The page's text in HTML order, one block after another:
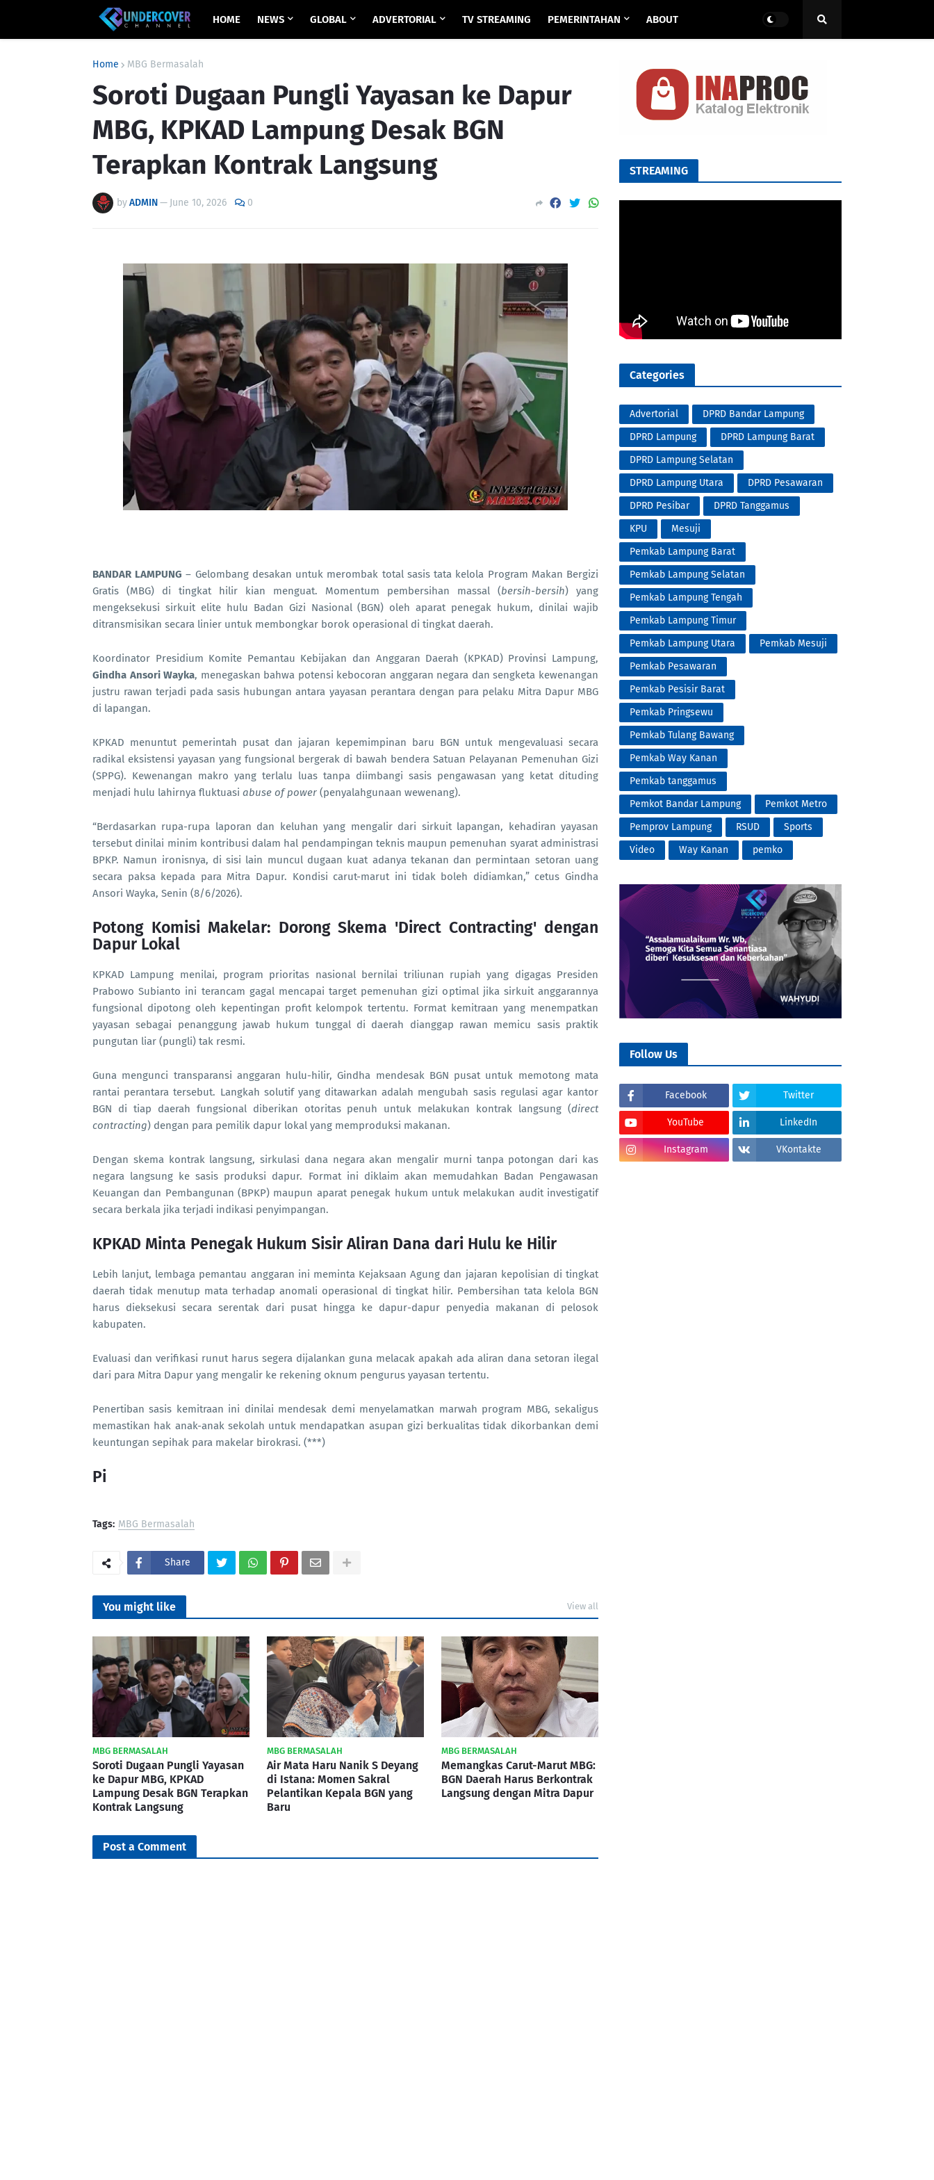
HOME NEWS GLOBAL ADVERTORIAL TV STREAMING PEMERINTAHAN ABOUT
Home MBG Bermasalah
Soroti Dugaan Pungli Yayasan ke Dapur
MBG, KPKAD Lampung Desak BGN
Terapkan Kontrak Langsung
byADMIN— June 10, 2026 0
BANDAR LAMPUNG – Gelombang desakan untuk merombak total sasis tata kelola Program Makan Bergizi
Gratis (MBG) di tingkat hilir kian menguat. Momentum pembersihan massal (bersih-bersih) yang
mengeksekusi sirkuit elite hulu Badan Gizi Nasional (BGN) oleh aparat penegak hukum, dinilai wajib
ditransmisikan secara linier untuk membongkar borok operasional di tingkat daerah.
Koordinator Presidium Komite Pemantau Kebijakan dan Anggaran Daerah (KPKAD) Provinsi Lampung,
Gindha Ansori Wayka, menegaskan bahwa potensi kebocoran anggaran negara dan sengketa kewenangan
justru rawan terjadi pada sasis hubungan antara yayasan perantara dengan para pelaku Mitra Dapur MBG
di lapangan.
KPKAD menuntut pemerintah pusat dan jajaran kepemimpinan baru BGN untuk mengevaluasi secara
radikal eksistensi yayasan yang fungsional bergerak di bawah bendera Satuan Pelayanan Pemenuhan Gizi
(SPPG). Kewenangan makro yang terlalu luas tanpa diimbangi sasis pengawasan yang ketat dituding
menjadi hulu lahirnya fluktuasi abuse of power (penyalahgunaan wewenang).
“Berdasarkan rupa-rupa laporan dan keluhan yang mengalir dari sirkuit lapangan, kehadiran yayasan
tersebut dinilai minim kontribusi dalam hal pendampingan teknis maupun pemenuhan syarat administrasi
BPKP. Namun ironisnya, di sisi lain muncul dugaan kuat adanya tekanan dan permintaan setoran uang
secara paksa kepada para Mitra Dapur. Kondisi carut-marut ini tidak boleh didiamkan,” cetus Gindha
Ansori Wayka, Senin (8/6/2026).
Potong Komisi Makelar: Dorong Skema 'Direct Contracting' dengan
Dapur Lokal
KPKAD Lampung menilai, program prioritas nasional bernilai triliunan rupiah yang digagas Presiden
Prabowo Subianto ini terancam gagal mencapai target pemenuhan gizi optimal jika sirkuit anggarannya
fungsional dipotong oleh kepentingan profit kelompok tertentu. Format kemitraan yang menempatkan
yayasan sebagai penanggung jawab hukum tunggal di daerah dianggap rawan memicu sasis praktik
pungutan liar (pungli) tak resmi.
Guna mengunci transparansi anggaran hulu-hilir, Gindha mendesak BGN pusat untuk memotong mata
rantai perantara tersebut. Langkah solutif yang ditawarkan adalah mengubah sasis regulasi agar kantor
BGN di tiap daerah fungsional diberikan otoritas penuh untuk melakukan kontrak langsung (direct
contracting) dengan para pemilik dapur lokal yang memproduksi makanan.
Dengan skema kontrak langsung, sirkulasi dana negara akan mengalir murni tanpa potongan dari kas
negara langsung ke sasis produksi dapur. Format ini diklaim akan memudahkan Badan Pengawasan
Keuangan dan Pembangunan (BPKP) maupun aparat penegak hukum untuk melakukan audit investigatif
secara berkala jika terjadi indikasi penyimpangan.
KPKAD Minta Penegak Hukum Sisir Aliran Dana dari Hulu ke Hilir
Lebih lanjut, lembaga pemantau anggaran ini meminta Kejaksaan Agung dan jajaran kepolisian di tingkat
daerah tidak menutup mata terhadap anomali operasional di tingkat hilir. Pembersihan tata kelola BGN
harus dieksekusi secara serentak dari pusat hingga ke dapur-dapur penyedia makanan di pelosok
kabupaten.
Evaluasi dan verifikasi runut harus segera dijalankan guna melacak apakah ada aliran dana setoran ilegal
dari para Mitra Dapur yang mengalir ke rekening oknum pengurus yayasan tertentu.
Penertiban sasis kemitraan ini dinilai mendesak demi menyelamatkan marwah program MBG, sekaligus
memastikan hak anak-anak sekolah untuk mendapatkan asupan gizi berkualitas tidak dikorbankan demi
keuntungan sepihak para makelar birokrasi. (***)
Pi
Tags: MBG Bermasalah
Share
You might like View all
MBG BERMASALAH
Soroti Dugaan Pungli Yayasan
ke Dapur MBG, KPKAD
Lampung Desak BGN Terapkan
Kontrak Langsung
MBG BERMASALAH
Air Mata Haru Nanik S Deyang
di Istana: Momen Sakral
Pelantikan Kepala BGN yang
Baru
MBG BERMASALAH
Memangkas Carut-Marut MBG:
BGN Daerah Harus Berkontrak
Langsung dengan Mitra Dapur
Post a Comment
STREAMING
Categories
Advertorial
DPRD Bandar Lampung
DPRD Lampung
DPRD Lampung Barat
DPRD Lampung Selatan
DPRD Lampung Utara
DPRD Pesawaran
DPRD Pesibar
DPRD Tanggamus
KPU
Mesuji
Pemkab Lampung Barat
Pemkab Lampung Selatan
Pemkab Lampung Tengah
Pemkab Lampung Timur
Pemkab Lampung Utara
Pemkab Mesuji
Pemkab Pesawaran
Pemkab Pesisir Barat
Pemkab Pringsewu
Pemkab Tulang Bawang
Pemkab Way Kanan
Pemkab tanggamus
Pemkot Bandar Lampung
Pemkot Metro
Pemprov Lampung
RSUD
Sports
Video
Way Kanan pemko
Follow Us
Facebook Twitter
YouTube LinkedIn
Instagram VKontakte